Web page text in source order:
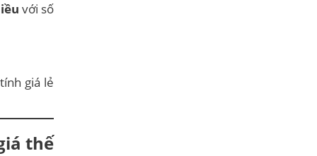
với số
giá lẻ
thế